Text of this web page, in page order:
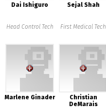
Dai Ishiguro
Head Control Tech
Sejal Shah
First Medical Tech
Marlene Ginader
Christian
DeMarais